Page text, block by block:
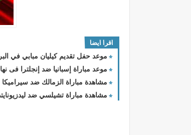
اقرا ايضا
موعد حفل تقديم كيليان مبابي في
موعد مباراة إسبانيا ضد إنجلترا فى
مشاهدة مباراة الزمالك ضد سيراميكا اليوم السبت
مشاهدة مباراة تشيلسي ضد ليدزيونايتد اليوم بتاريخ 28 -